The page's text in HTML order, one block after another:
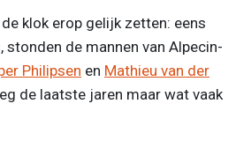
klok erop gelijk zetten: eens
stonden de mannen van Alpecin-
Philipsen en Mathieu van der
de laatste jaren maar wat vaak